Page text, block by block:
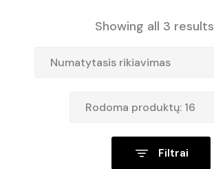
Showing all 3 results
Filtrai